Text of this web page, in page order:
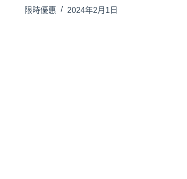
限時優惠 2024年2月1日